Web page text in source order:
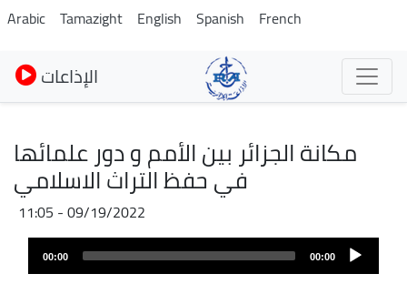
Skip
to
main
content
Arabic Tamazight English Spanish French
الإذاعات
مكانة الجزائر بين الأمم و دور علمائها
في حفظ التراث الاسلامي
09/19/2022 - 11:05
00:00
00:00